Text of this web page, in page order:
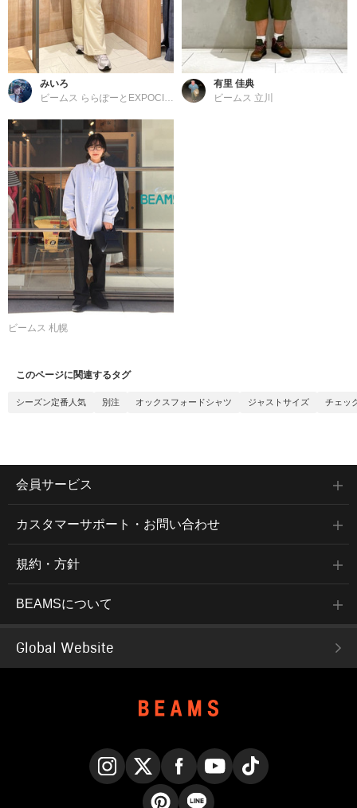
みいろ
有里 佳典
ビームス 立川
ビームス 札幌
このページに関連するタグ
シーズン定番人気 別注 オックスフォードシャツ ジャストサイズ チェッ
会員サービス
カスタマーサポート・お問い合わせ
規約・方針
BEAMSについて
Global Website